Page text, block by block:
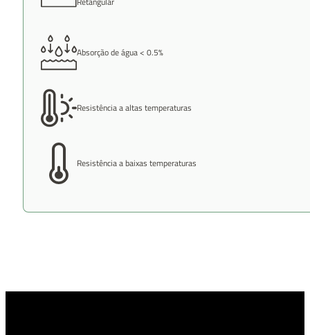
Absorção de água < 0.5%
Resistência a altas temperaturas
Resistência a baixas temperaturas